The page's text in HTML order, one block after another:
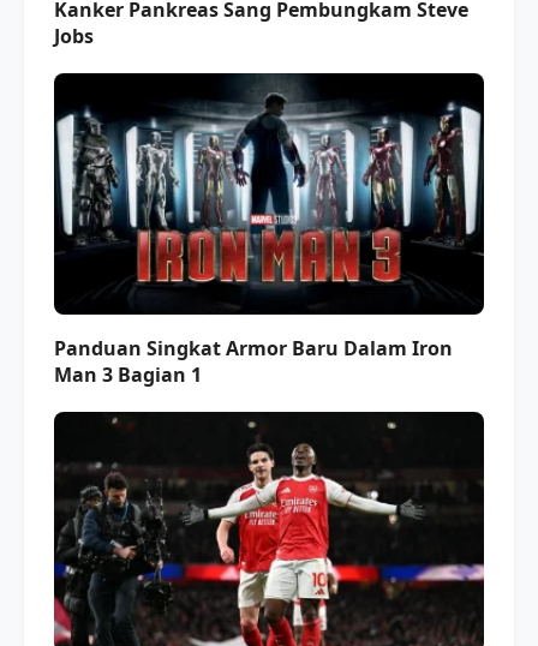
Kanker Pankreas Sang Pembungkam Steve
Jobs
Panduan Singkat Armor Baru Dalam Iron
Man 3 Bagian 1